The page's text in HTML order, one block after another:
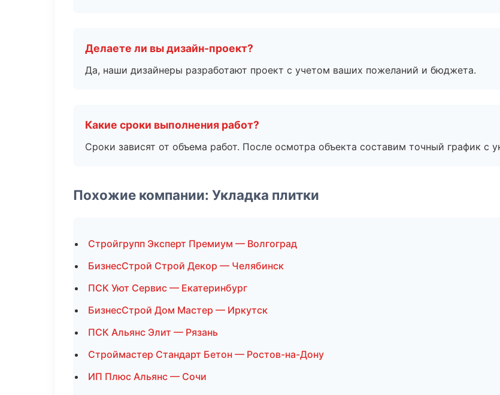
Делаете ли вы дизайн-проект?
Да, наши дизайнеры разработают проект с учетом ваших пожеланий и бюджета.
Какие сроки выполнения работ?
Сроки зависят от объема работ. После осмотра объекта составим точный график с
Похожие компании: Укладка плитки
Стройгрупп Эксперт Премиум — Волгоград
БизнесСтрой Строй Декор — Челябинск
ПСК Уют Сервис — Екатеринбург
БизнесСтрой Дом Мастер — Иркутск
ПСК Альянс Элит — Рязань
Строймастер Стандарт Бетон — Ростов-на-Дону
ИП Плюс Альянс — Сочи